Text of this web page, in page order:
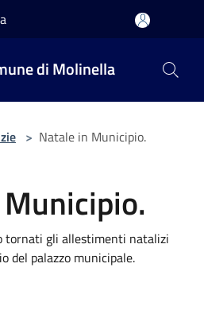
di Molinella
> Natale in Municipio.
tornati gli allestimenti natalizi
del palazzo municipale.